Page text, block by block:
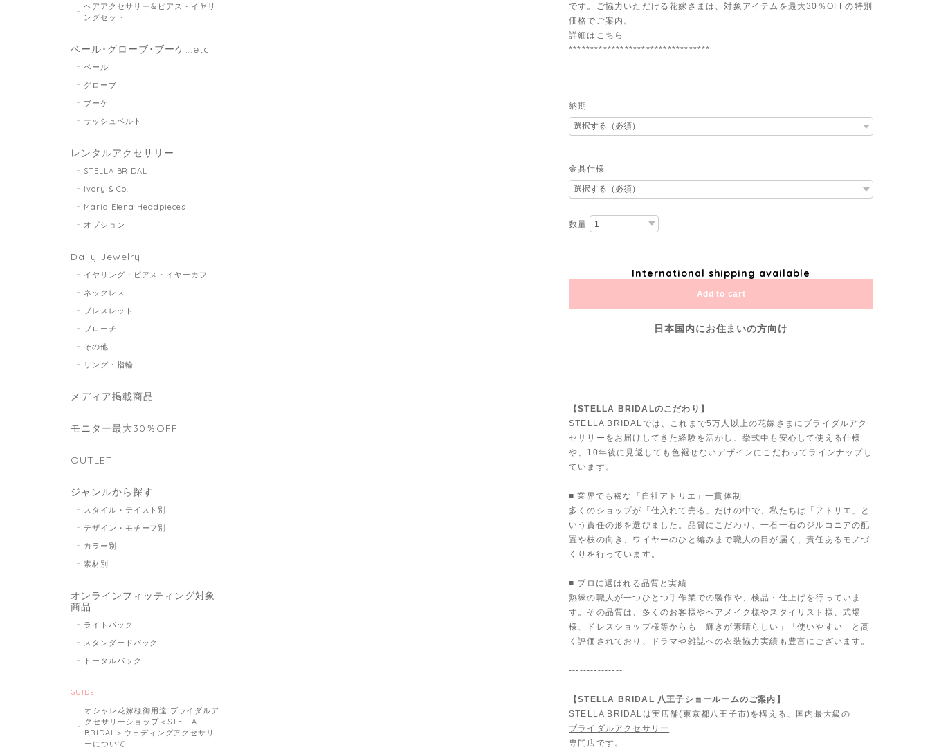
です。ご協力いただける花嫁さまは、対象アイテムを最大30％OFFの特別
価格でご案内。
詳細はこちら
*********************************
納期
金具仕様
数量
International shipping available
Add to cart
日本国内にお住まいの方向け
---------------
【STELLA BRIDALのこだわり】
STELLA BRIDALでは、これまで5万人以上の花嫁さまにブライダルアク
セサリーをお届けしてきた経験を活かし、挙式中も安心して使える仕様
や、10年後に見返しても色褪せないデザインにこだわってラインナップし
ています。
■ 業界でも稀な「自社アトリエ」一貫体制
多くのショップが「仕入れて売る」だけの中で、私たちは「アトリエ」と
いう責任の形を選びました。品質にこだわり、一石一石のジルコニアの配
置や枝の向き、ワイヤーのひと編みまで職人の目が届く、責任あるモノづ
くりを行っています。
■ プロに選ばれる品質と実績
熟練の職人が一つひとつ手作業での製作や、検品・仕上げを行っていま
す。その品質は、多くのお客様やヘアメイク様やスタイリスト様、式場
様、ドレスショップ様等からも「輝きが素晴らしい」「使いやすい」と高
く評価されており、ドラマや雑誌への衣装協力実績も豊富にございます。
---------------
【STELLA BRIDAL 八王子ショールームのご案内】
STELLA BRIDALは実店舗(東京都八王子市)を構える、国内最大級の
ブライダルアクセサリー
専門店です。
ヘアアクセサリー＆ピアス・イヤリ
ングセット
ベール･グローブ･ブーケ...etc
ベール
グローブ
ブーケ
サッシュベルト
レンタルアクセサリー
STELLA BRIDAL
Ivory & Co.
Maria Elena Headpieces
オプション
Daily Jewelry
イヤリング・ピアス・イヤーカフ
ネックレス
ブレスレット
ブローチ
その他
リング・指輪
メディア掲載商品
モニター最大30％OFF
OUTLET
ジャンルから探す
スタイル・テイスト別
デザイン・モチーフ別
カラー別
素材別
オンラインフィッティング対象
商品
ライトパック
スタンダードパック
トータルパック
GUIDE
オシャレ花嫁様御用達 ブライダルア
クセサリーショップ＜STELLA
BRIDAL＞ウェディングアクセサリ
ーについて